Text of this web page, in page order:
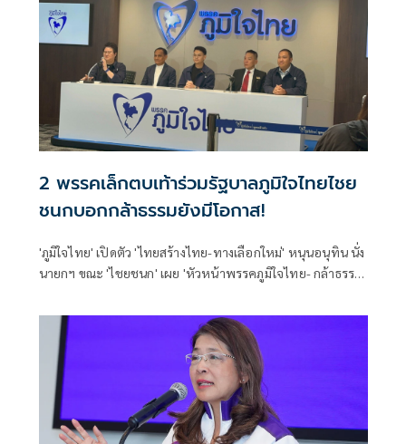
2 พรรคเล็กตบเท้าร่วมรัฐบาลภูมิใจไทยไชย
ชนกบอกกล้าธรรมยังมีโอกาส!
'ภูมิใจไทย' เปิดตัว 'ไทยสร้างไทย-ทางเลือกใหม่' หนุนอนุทิน นั่ง
นายกฯ ขณะ 'ไชยชนก' เผย 'หัวหน้าพรรคภูมิใจไทย- กล้าธรรม'
ทางการ